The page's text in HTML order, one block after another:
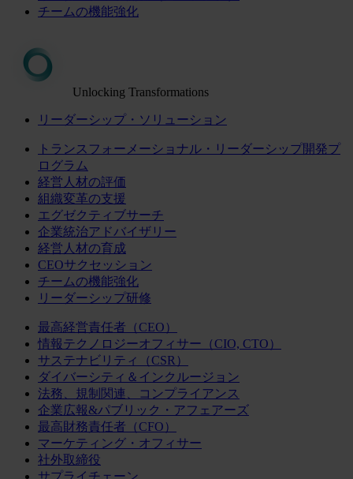
チームの機能強化
Unlocking Transformations
リーダーシップ・ソリューション
トランスフォーメーショナル・リーダーシップ開発プ
ログラム
経営人材の評価
組織変革の支援
エグゼクティブサーチ
企業統治アドバイザリー
経営人材の育成
CEOサクセッション
チームの機能強化
リーダーシップ研修
最高経営責任者（CEO）
情報テクノロジーオフィサー（CIO, CTO）
サステナビリティ（CSR）
ダイバーシティ＆インクルージョン
法務、規制関連、コンプライアンス
企業広報&パブリック・アフェアーズ
最高財務責任者（CFO）
マーケティング・オフィサー
社外取締役
サプライチェーン